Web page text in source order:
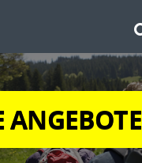
ANGEBOTE